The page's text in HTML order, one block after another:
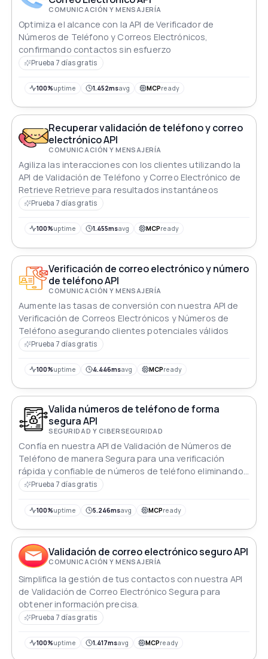
COMUNICACIÓN Y MENSAJERÍA
Optimiza el alcance con la API de Verificador de
Números de Teléfono y Correos Electrónicos,
confirmando contactos sin esfuerzo
Prueba 7 días gratis
100%uptime 1.452msavg MCPready
Recuperar validación de teléfono y correo
electrónico API
COMUNICACIÓN Y MENSAJERÍA
Agiliza las interacciones con los clientes utilizando la
API de Validación de Teléfono y Correo Electrónico de
Retrieve Retrieve para resultados instantáneos
Prueba 7 días gratis
100%uptime 1.455msavg MCPready
Verificación de correo electrónico y número
de teléfono API
COMUNICACIÓN Y MENSAJERÍA
Aumente las tasas de conversión con nuestra API de
Verificación de Correos Electrónicos y Números de
Teléfono asegurando clientes potenciales válidos
Prueba 7 días gratis
100%uptime 4.446msavg MCPready
Valida números de teléfono de forma
segura API
SEGURIDAD Y CIBERSEGURIDAD
Confía en nuestra API de Validación de Números de
Teléfono de manera Segura para una verificación
rápida y confiable de números de teléfono eliminando
entradas fraudulentas
Prueba 7 días gratis
100%uptime 5.246msavg MCPready
Validación de correo electrónico seguro API
COMUNICACIÓN Y MENSAJERÍA
Simplifica la gestión de tus contactos con nuestra API
de Validación de Correo Electrónico Segura para
obtener información precisa.
Prueba 7 días gratis
100%uptime 1.417msavg MCPready